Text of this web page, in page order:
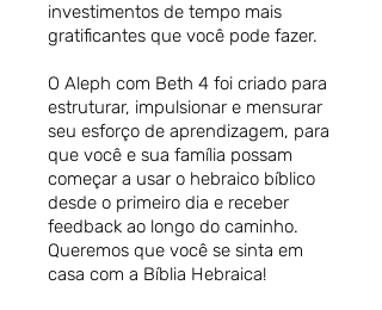
investimentos de tempo mais
gratificantes que você pode fazer.
O Aleph com Beth 4 foi criado para
estruturar, impulsionar e mensurar
seu esforço de aprendizagem, para
que você e sua família possam
começar a usar o hebraico bíblico
desde o primeiro dia e receber
feedback ao longo do caminho.
Queremos que você se sinta em
casa com a Bíblia Hebraica!